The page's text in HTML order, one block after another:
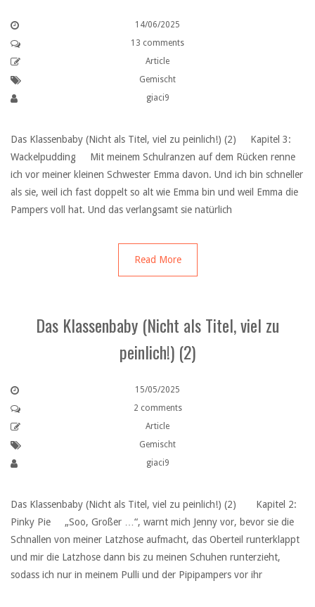
14/06/2025
13 comments
Article
Gemischt
giaci9
Das Klassenbaby (Nicht als Titel, viel zu peinlich!) (2) Kapitel 3:
Wackelpudding ‏ ‏ ‏Mit meinem Schulranzen auf dem Rücken renne
ich vor meiner kleinen Schwester Emma davon. Und ich bin schneller
als sie, weil ich fast doppelt so alt wie Emma bin und weil Emma die
Pampers voll hat. Und das verlangsamt sie natürlich
Read More
Das Klassenbaby (Nicht als Titel, viel zu
peinlich!) (2)
15/05/2025
2 comments
Article
Gemischt
giaci9
Das Klassenbaby (Nicht als Titel, viel zu peinlich!) (2) Kapitel 2:
Pinky Pie ‏ ‏ ‏„Soo, Großer …“, warnt mich Jenny vor, bevor sie die
Schnallen von meiner Latzhose aufmacht, das Oberteil runterklappt
und mir die Latzhose dann bis zu meinen Schuhen runterzieht,
sodass ich nur in meinem Pulli und der Pipipampers vor ihr